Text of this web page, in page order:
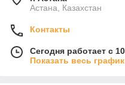
Астана, Казахстан
Контакты
Сегодня работает с
Показать весь